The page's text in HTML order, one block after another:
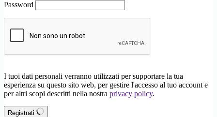
Password
I tuoi dati personali verranno utilizzati per supportare la tua
esperienza su questo sito web, per gestire l'accesso al tuo account e
per altri scopi descritti nella nostra privacy policy.
Registrati